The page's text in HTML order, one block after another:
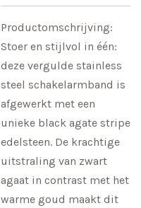
Productomschrijving:
Stoer en stijlvol in één:
deze vergulde stainless
steel schakelarmband is
afgewerkt met een
unieke black agate stripe
edelsteen. De krachtige
uitstraling van zwart
agaat in contrast met het
warme goud maakt dit